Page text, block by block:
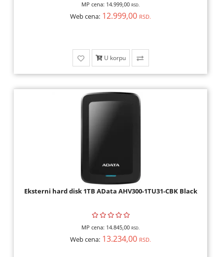
MP cena: 14.999,00 RSD.
Web cena: 12.999,00 RSD.
U korpu
Eksterni hard disk 1TB AData AHV300-1TU31-CBK Black
MP cena: 14.845,00 RSD.
Web cena: 13.234,00 RSD.